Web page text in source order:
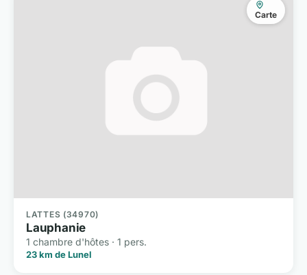
Carte
LATTES (34970)
Lauphanie
1 chambre d'hôtes · 1 pers.
23 km de Lunel